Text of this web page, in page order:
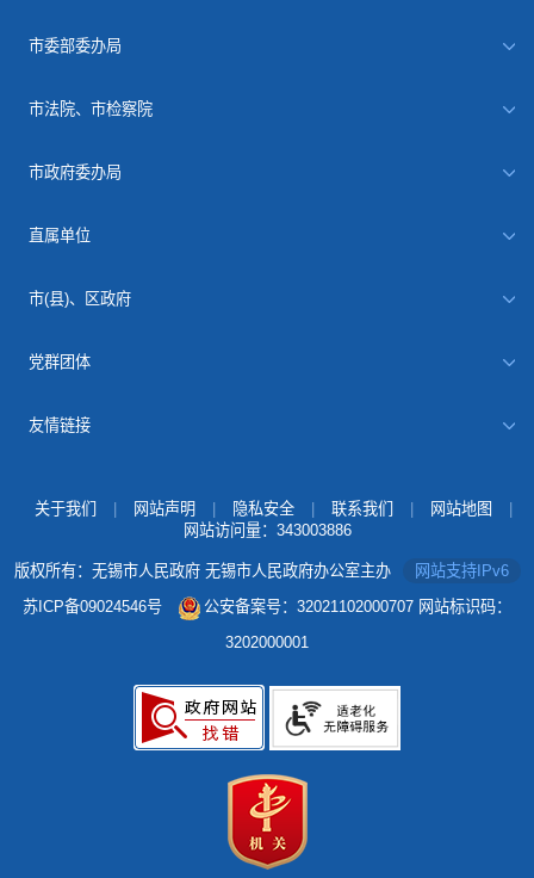
市委部委办局
市法院、市检察院
市政府委办局
直属单位
市(县)、区政府
党群团体
友情链接
关于我们 网站声明 隐私安全 联系我们 网站地图
网站访问量： 343003886
版权所有：无锡市人民政府 无锡市人民政府办公室主办
网站支持IPv6
苏ICP备09024546号
公安备案号：32021102000707 网站标识码：
3202000001